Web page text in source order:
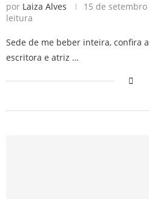
por Laiza Alves 15 de
leitura
Sede de me beber inteira, confira
escritora e atriz …